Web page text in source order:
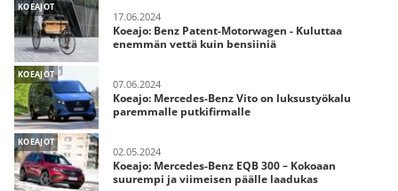
KOEAJOT
17.06.2024
Koeajo: Benz Patent-Motorwagen - Kuluttaa
enemmän vettä kuin bensiiniä
KOEAJOT
07.06.2024
Koeajo: Mercedes-Benz Vito on luksustyökalu
paremmalle putkifirmalle
KOEAJOT
02.05.2024
Koeajo: Mercedes-Benz EQB 300 – Kokoaan
suurempi ja viimeisen päälle laadukas